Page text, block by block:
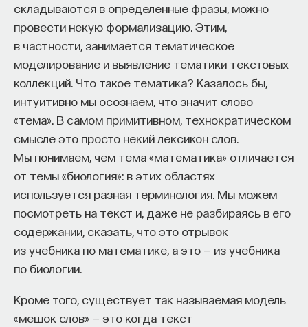
складываются в определенные фразы, можно
провести некую формализацию. Этим,
в частности, занимается тематическое
моделирование и выявление тематики текстовых
коллекций. Что такое тематика? Казалось бы,
интуитивно мы осознаем, что значит слово
«тема». В самом примитивном, технократическом
смысле это просто некий лексикон слов.
Мы понимаем, чем тема «математика» отличается
от темы «биология»: в этих областях
используется разная терминология. Мы можем
посмотреть на текст и, даже не разбираясь в его
содержании, сказать, что это отрывок
из учебника по математике, а это — из учебника
по биологии.
Кроме того, существует так называемая модель
«мешок слов» — это когда текст
Если у вас есть STEM-образование или опыт
приблизить Четвёртую индустриальную
будущем! ​
Заполните анкету и загрузите своё резюме,
чтобы стать участником программы:
https://postnauka.org/link/tal1125_blog1
11/24/2025
НАПИСАТЬ НАМ